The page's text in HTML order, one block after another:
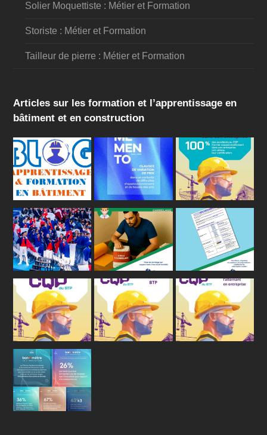
Solier Moquettiste : Métier et Formation
Storiste : Métier et Formation
Tailleur de pierre : Métier et Formation
Articles sur les formation et l’apprentissage en
bâtiment et en construction